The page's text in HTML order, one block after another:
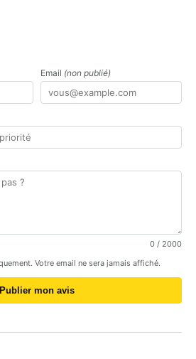
Email (non publié)
0 / 2000
Votre email ne sera jamais affiché.
Publier mon avis